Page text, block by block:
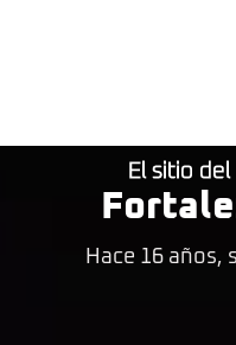
El sitio
Hace 16 años,